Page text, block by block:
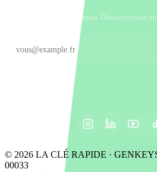
Un email par mois maximum. Désinscription
© 2026 LA CLÉ RAPIDE ·
00033